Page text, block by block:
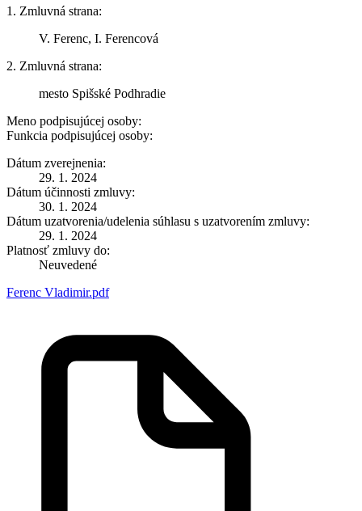
1. Zmluvná strana:
V. Ferenc, I. Ferencová
2. Zmluvná strana:
mesto Spišské Podhradie
Meno podpisujúcej osoby:
Funkcia podpisujúcej osoby:
Dátum zverejnenia:
29. 1. 2024
Dátum účinnosti zmluvy:
30. 1. 2024
Dátum uzatvorenia/udelenia súhlasu s uzatvorením zmluvy:
29. 1. 2024
Platnosť zmluvy do:
Neuvedené
Ferenc Vladimir.pdf